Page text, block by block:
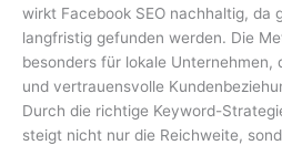
wirkt Facebook SEO nachhaltig, da
langfristig gefunden werden. Die
besonders für lokale Unternehmen,
und vertrauensvolle
Durch die richtige Keyword-
steigt nicht nur die Reichweite,